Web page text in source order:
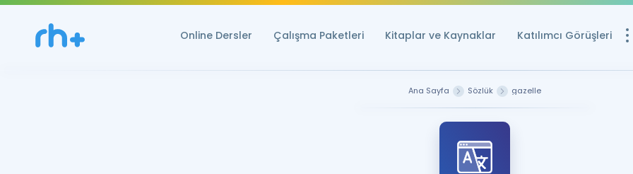
Online Dersler Çalışma Paketleri Kitaplar ve Kaynaklar Katılımcı Görüşleri
Ana Sayfa Sözlük gazelle